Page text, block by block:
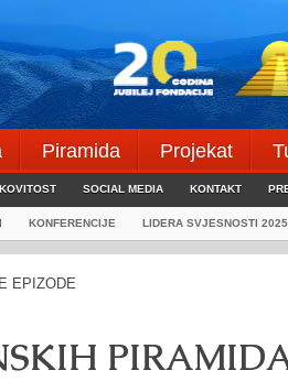
Piramida Projekat
SOCIAL MEDIA KONTAKT
KONFERENCIJE LIDERA SVJESNOSTI 2025